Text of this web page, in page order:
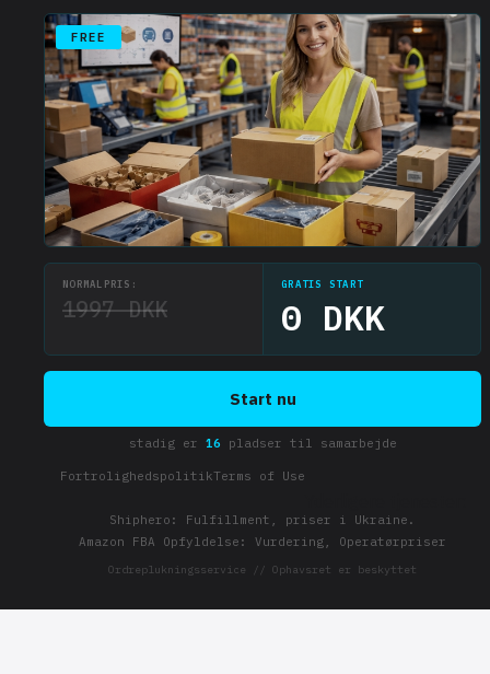
FREE
NORMALPRIS:
1997 DKK
GRATIS START
0 DKK
Start nu
stadig er 16 pladser til samarbejde
FortrolighedspolitikTerms of Use
Shiphero: Fulfillment, priser i Ukraine.
Amazon FBA Opfyldelse: Vurdering, Operatørpriser
Ordreplukningsservice // Ophavsret er beskyttet